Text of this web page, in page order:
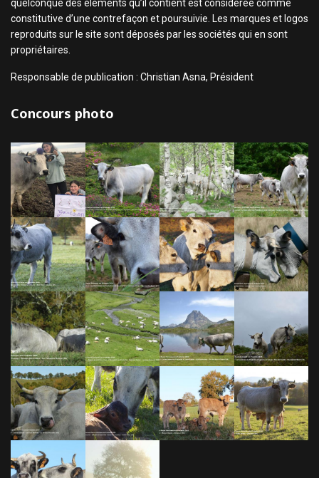
quelconque des éléments qu’il contient est considérée comme
constitutive d’une contrefaçon et poursuivie. Les marques et logos
reproduits sur le site sont déposés par les sociétés qui en sont
propriétaires.
Responsable de publication : Christian Asna, Président
Concours photo